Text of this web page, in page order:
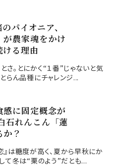
パイオニア、
が農家魂をかけ
ける理由
さ。とにかく“１番”じゃないと気
らん品種にチャレンジ...
に固定概念が
石れんこん「蓮
？
』は糖度が高く、夏から早秋にか
て冬は“栗のよう”だとも...